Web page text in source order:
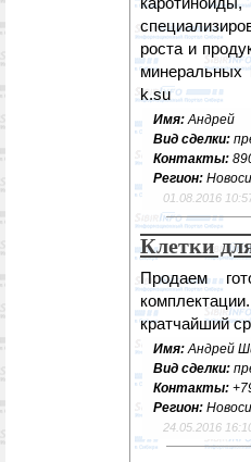
роста и
минеральных
k.su
Имя:Андрей
Вид сделки:
Контакты:
Регион:
01.08.2016
Клетки
Продаем
кратчайший
Имя:Андрей
Вид сделки:
Контакты:
Регион:
24.05.2016